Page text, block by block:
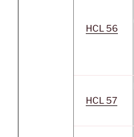
HCL 56
HCL 57